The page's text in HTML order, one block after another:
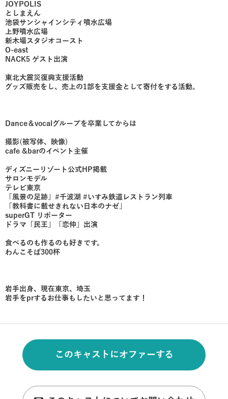
JOYPOLIS
としまえん
池袋サンシャインシティ噴水広場
上野噴水広場
新木場スタジオコースト
O-east
NACK5 ゲスト出演
東北大震災復興支援活動
グッズ販売をし、売上の1部を支援金として寄付をする活動。
Dance＆vocalグループを卒業してからは
撮影(被写体、映像)
cafe &barのイベント主催
ディズニーリゾート公式HP掲載
サロンモデル
テレビ東京
「風景の足跡」#千波湖 #いすみ鉄道レストラン列車
「教科書に載せきれない日本のナゼ」
superGT リポーター
ドラマ「民王」「恋仲」出演
食べるのも作るのも好きです。
わんこそば300杯
岩手出身、現在東京、埼玉
岩手をprするお仕事もしたいと思ってます！
このキャストにオファーする